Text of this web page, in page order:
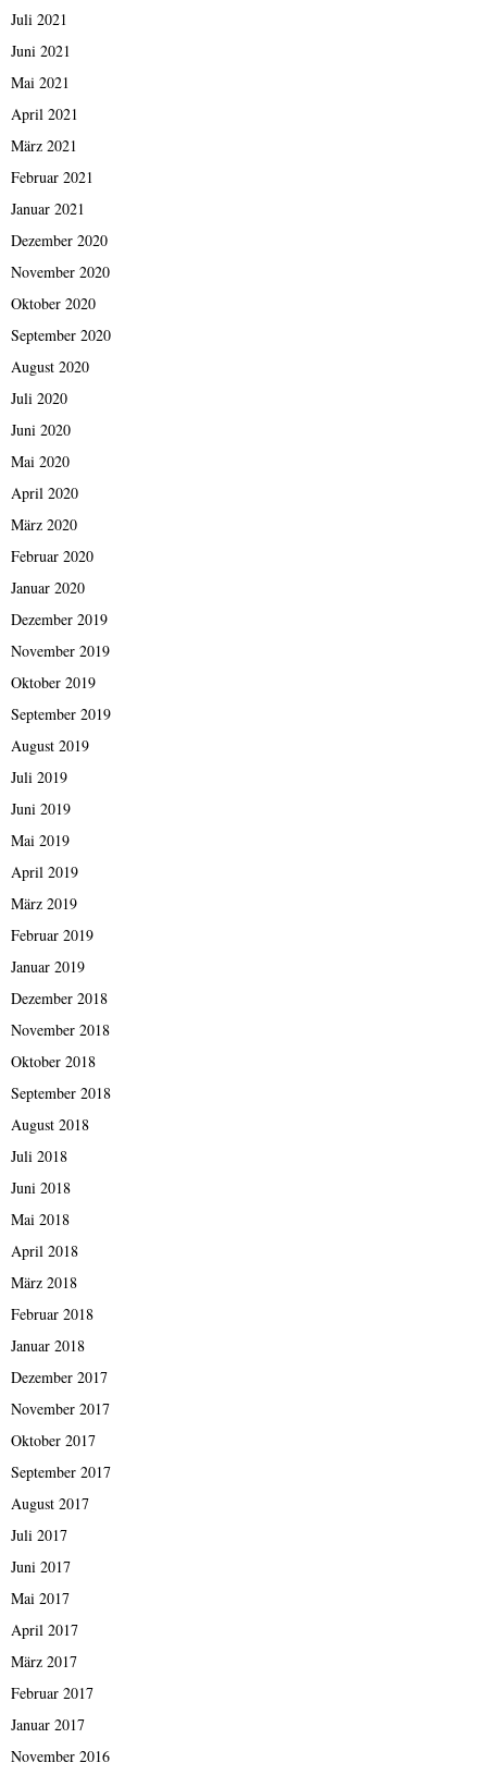
Juli 2021
Juni 2021
Mai 2021
April 2021
März 2021
Februar 2021
Januar 2021
Dezember 2020
November 2020
Oktober 2020
September 2020
August 2020
Juli 2020
Juni 2020
Mai 2020
April 2020
März 2020
Februar 2020
Januar 2020
Dezember 2019
November 2019
Oktober 2019
September 2019
August 2019
Juli 2019
Juni 2019
Mai 2019
April 2019
März 2019
Februar 2019
Januar 2019
Dezember 2018
November 2018
Oktober 2018
September 2018
August 2018
Juli 2018
Juni 2018
Mai 2018
April 2018
März 2018
Februar 2018
Januar 2018
Dezember 2017
November 2017
Oktober 2017
September 2017
August 2017
Juli 2017
Juni 2017
Mai 2017
April 2017
März 2017
Februar 2017
Januar 2017
November 2016